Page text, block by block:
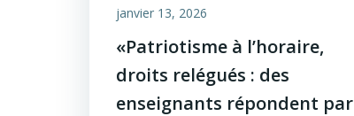
janvier 13, 2026
«Patriotisme à l’horaire,
droits relégués : des
enseignants répondent par